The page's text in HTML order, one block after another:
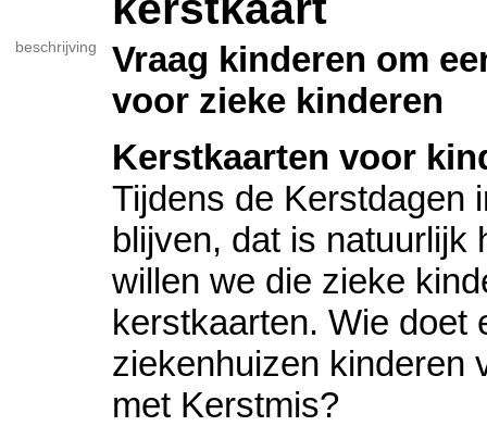
beschrijving
Vraag kinderen om
voor zieke kinderen
Kerstkaarten voor
Tijdens de Kerstdagen
blijven, dat is natuurlijk
willen we die zieke
kerstkaarten. Wie doet
ziekenhuizen kinderen
met Kerstmis?